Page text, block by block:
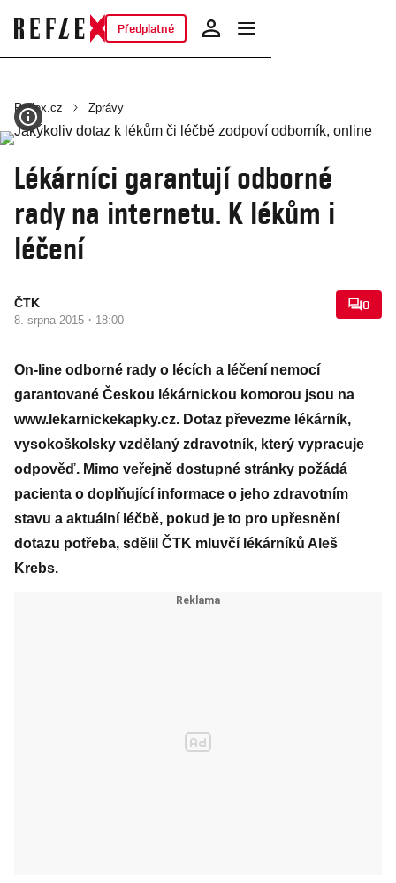
Předplatné
Reflex.cz Zprávy
Lékárníci garantují odborné
rady na internetu. K lékům i
léčení
ČTK
8. srpna 2015 · 18:00
0
On-line odborné rady o lécích a léčení nemocí
garantované Českou lékárnickou komorou jsou na
www.lekarnickekapky.cz. Dotaz převezme lékárník,
vysokoškolsky vzdělaný zdravotník, který vypracuje
odpověď. Mimo veřejně dostupné stránky požádá
pacienta o doplňující informace o jeho zdravotním
stavu a aktuální léčbě, pokud je to pro upřesnění
dotazu potřeba, sdělil ČTK mluvčí lékárníků Aleš
Krebs.